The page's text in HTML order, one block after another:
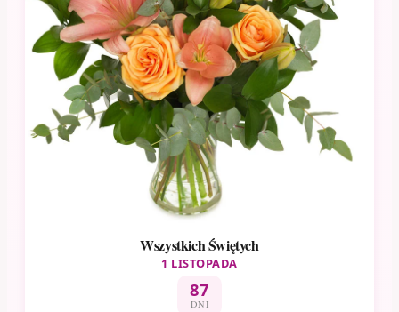
Wszystkich Świętych
1 LISTOPADA
87
DNI